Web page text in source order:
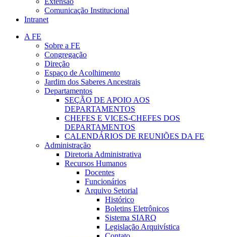
Comunicação Institucional
Intranet
A FE
Sobre a FE
Congregação
Direção
Espaço de Acolhimento
Jardim dos Saberes Ancestrais
Departamentos
SEÇÃO DE APOIO AOS
DEPARTAMENTOS
CHEFES E VICES-CHEFES DOS
DEPARTAMENTOS
CALENDÁRIOS DE REUNIÕES DA FE
Administração
Diretoria Administrativa
Recursos Humanos
Docentes
Funcionários
Arquivo Setorial
Histórico
Boletins Eletrônicos
Sistema SIARQ
Legislação Arquivística